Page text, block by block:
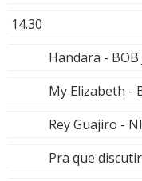
14.30
Handara - BOB
My Elizabeth -
Rey Guajiro -
Pra que